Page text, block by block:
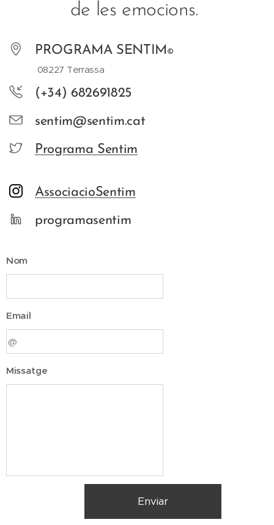
de les emocions.
PROGRAMA SENTIM ©
08227 Terrassa
(+34) 682691825
sentim@sentim.cat
Programa Sentim
AssociacioSentim
programasentim
Nom
Email
Missatge
Enviar